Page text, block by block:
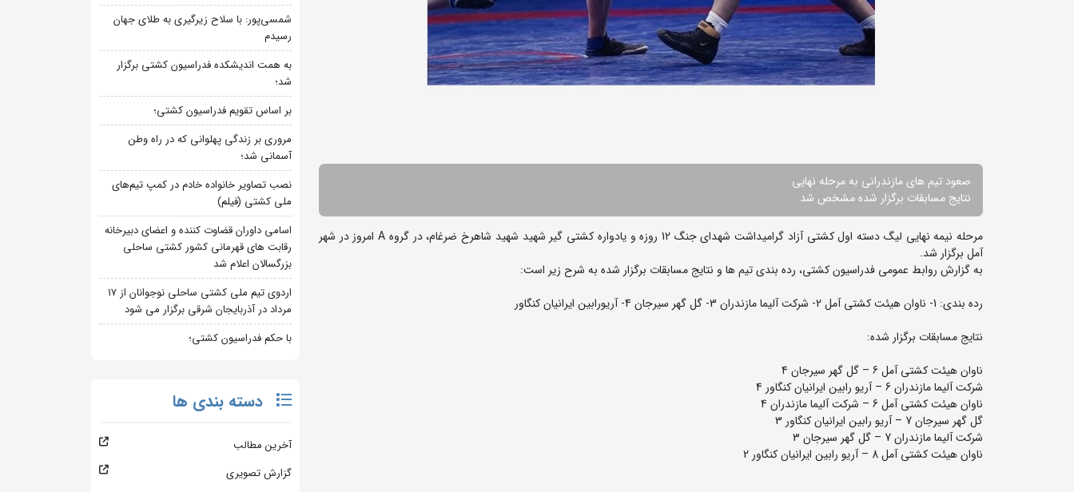
صعود تیم های مازندرانی به مرحله نهایی
نتایج مسابقات برگزار شده مشخص شد
مرحله نیمه نهایی لیگ دسته اول کشتی آزاد گرامیداشت شهدای جنگ 12 روزه و یادواره کشتی گیر شهید شهید شاهرخ ضرغام، در گروه A امروز در شهر
آمل برگزار شد.
به گزارش روابط عمومی فدراسیون کشتی، رده بندی تیم ها و نتایج مسابقات برگزار شده به شرح زیر است:
رده بندی: 1- ناوان هیئت کشتی آمل 2- شرکت آلیما مازندران 3- گل گهر سیرجان 4- آریورابین ایرانیان کنگاور
نتایج مسابقات برگزار شده:
ناوان هیئت کشتی آمل 6 – گل گهر سیرجان 4
شرکت آلیما مازندران 6 – آریو رابین ایرانیان کنگاور 4
ناوان هیئت کشتی آمل 6 – شرکت آلیما مازندران 4
گل گهر سیرجان 7 – آریو رابین ایرانیان کنگاور 3
شرکت آلیما مازندران 7 – گل گهر سیرجان 3
ناوان هیئت کشتی آمل 8 – آریو رابین ایرانیان کنگاور 2
شمسی‌پور: با سلاح زیرگیری به طلای جهان
رسیدم
به همت اندیشکده فدراسیون کشتی برگزار
شد؛
بر اساس تقویم فدراسیون کشتی؛
مروری بر زندگی پهلوانی که در راه وطن
آسمانی شد؛
نصب تصاویر خانواده خادم در کمپ تیم‌های
ملی کشتی (فیلم)
اسامی داوران قضاوت کننده و اعضای دبیرخانه
رقابت های قهرمانی کشور کشتی ساحلی
بزرگسالان اعلام شد
اردوی تیم ملی کشتی ساحلی نوجوانان از 17
مرداد در آذربایجان شرقی برگزار می شود
با حکم فدراسیون کشتی؛
دسته بندی ها
آخرین مطالب
گزارش تصویری